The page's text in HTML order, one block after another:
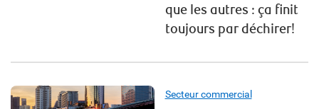
que les autres : ça finit
toujours par déchirer!
Secteur commercial